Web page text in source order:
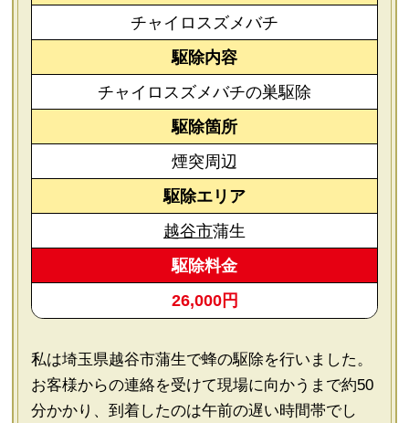
チャイロスズメバチ
駆除内容
チャイロスズメバチの巣駆除
駆除箇所
煙突周辺
駆除エリア
越谷市蒲生
駆除料金
26,000円
私は埼玉県越谷市蒲生で蜂の駆除を行いました。
お客様からの連絡を受けて現場に向かうまで約50
分かかり、到着したのは午前の遅い時間帯でし